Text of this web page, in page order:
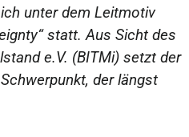
unter dem Leitmotiv
statt. Aus Sicht des
e.V. (BITMi) setzt der
der längst